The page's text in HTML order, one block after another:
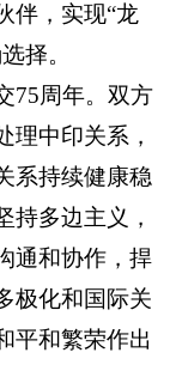
伴，实现“龙
择。
75周年。双方
理中印关系，
系持续健康稳
持多边主义，
通和协作，捍
极化和国际关
平和繁荣作出